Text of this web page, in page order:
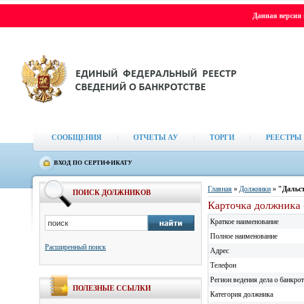
Данная версия
ВХОД ПО СЕРТИФИКАТУ
СООБЩЕНИЯ ОТЧЕТЫ АУ ТОРГИ РЕЕСТРЫ
ПОИСК ДОЛЖНИКОВ
Расширенный поиск
ПОЛЕЗНЫЕ ССЫЛКИ
Главная » Должники »
Карточка
Краткое наименование
Полное наименование
Адрес
Телефон
Регион ведения дела о
Категория должника